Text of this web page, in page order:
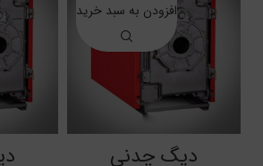
دیگ چدنی
افزودن به سبد خرید